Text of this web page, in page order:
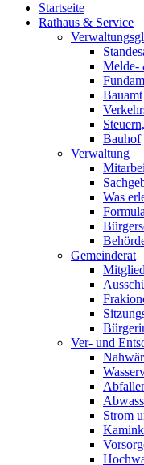
Startseite
Rathaus & Service
Melde-
Bauamt
Bauhof
Verwaltung
Was
Gemeinderat
Ver- und
Strom